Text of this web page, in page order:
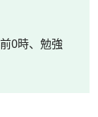
0時、勉強